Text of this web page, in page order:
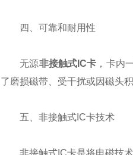
四、可靠和耐用性
无源非接触式IC卡 ，卡内
了磨损磁带、受干扰或因磁头
五、非接触式IC卡技术
非接触式IC卡是将电磁技术